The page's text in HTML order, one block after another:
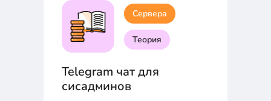
Сервера
Теория
Telegram чат для
сисадминов